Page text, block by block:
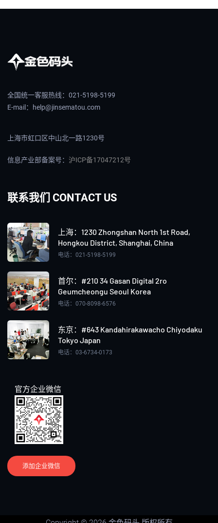
全国统一客服热线：021-5198-5199
E-mail：help@jinsematou.com
上海市虹口区中山北一路1230号
信息产业部备案号： 沪ICP备17047212号
联系我们 CONTACT US
上海：‌1230 Zhongshan North 1st Road,
Hongkou District, Shanghai, China
电话：021-5198-5199
首尔：#210 34 Gasan Digital 2ro
Geumcheongu Seoul Korea
电话：070-8098-6576
东京：#643 Kandahirakawacho Chiyodaku
Tokyo Japan
电话：03-6734-0173
官方企业微信
添加企业微信